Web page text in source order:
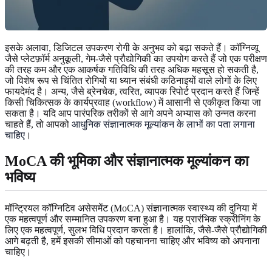
इसके अलावा, डिजिटल उपकरण रोगी के अनुभव को बढ़ा सकते हैं। कॉग्निव्यू
जैसे प्लेटफ़ॉर्म अनुकूली, गेम-जैसे प्रौद्योगिकी का उपयोग करते हैं जो एक परीक्षण
की तरह कम और एक आकर्षक गतिविधि की तरह अधिक महसूस हो सकती है,
जो विशेष रूप से चिंतित रोगियों या ध्यान संबंधी कठिनाइयों वाले लोगों के लिए
फायदेमंद है। अन्य, जैसे ब्रेनचेक, त्वरित, व्यापक रिपोर्ट प्रदान करते हैं जिन्हें
किसी चिकित्सक के कार्यप्रवाह (workflow) में आसानी से एकीकृत किया जा
सकता है। यदि आप पारंपरिक तरीकों से आगे अपने अभ्यास को उन्नत करना
चाहते हैं, तो आपको आधुनिक संज्ञानात्मक मूल्यांकन के लाभों का पता लगाना
चाहिए ।
MoCA की भूमिका और संज्ञानात्मक मूल्यांकन का
भविष्य
मॉन्ट्रियल कॉग्निटिव असेसमेंट (MoCA) संज्ञानात्मक स्वास्थ्य की दुनिया में
एक महत्वपूर्ण और सम्मानित उपकरण बना हुआ है। यह प्रारंभिक स्क्रीनिंग के
लिए एक महत्वपूर्ण, सुलभ विधि प्रदान करता है। हालांकि, जैसे-जैसे प्रौद्योगिकी
आगे बढ़ती है, हमें इसकी सीमाओं को पहचानना चाहिए और भविष्य को अपनाना
चाहिए।